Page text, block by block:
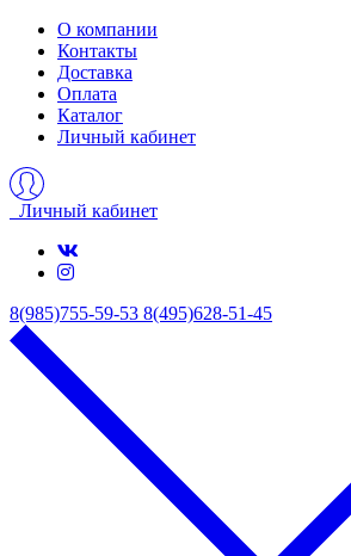
О компании
Контакты
Доставка
Оплата
Каталог
Личный кабинет
Личный кабинет
8(985)755-59-53 8(495)628-51-45